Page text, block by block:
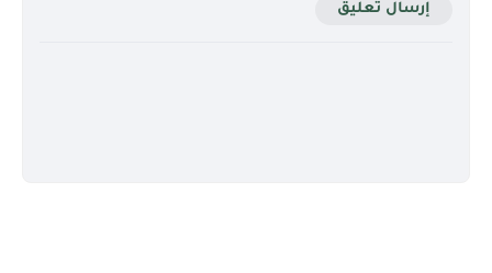
إرسال تعليق